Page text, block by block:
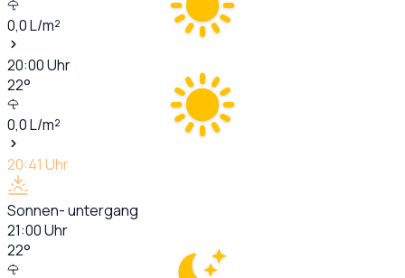
0,0L/m²
20:00Uhr
22°
0,0L/m²
20:41 Uhr
Sonnen- untergang
21:00Uhr
22°